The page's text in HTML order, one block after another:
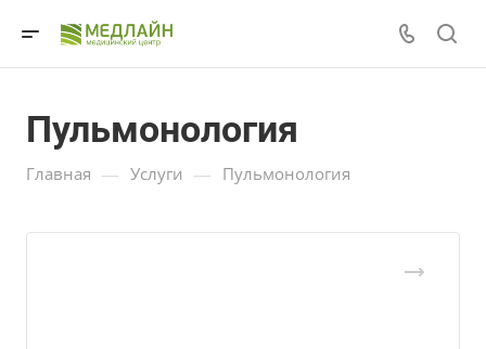
Пульмонология
Главная — Услуги — Пульмонология